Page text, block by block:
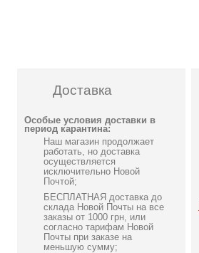
Доставка
Особые условия доставки в
период карантина:
Наш магазин продолжает
работать, но доставка
осуществляется
исключительно Новой
Почтой;
БЕСПЛАТНАЯ доставка до
склада Новой Почты на все
заказы от 1000 грн, или
согласно тарифам Новой
Почты при заказе на
меньшую сумму;